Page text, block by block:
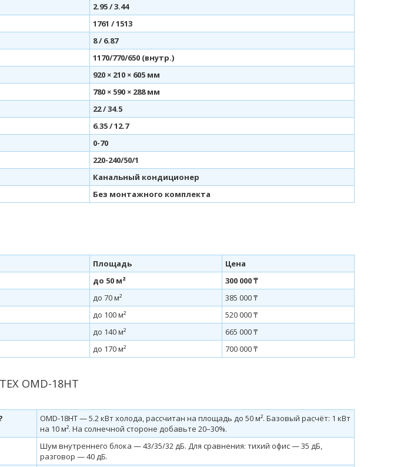
2.95 / 3.44
1761 / 1513
8 / 6.87
1170/770/650 (внутр.)
920 × 210 × 605 мм
780 × 590 × 288 мм
22 / 34.5
6.35 / 12.7
0-70
220-240/50/1
Канальный кондиционер
Без монтажного комплекта
Площадь
Цена
до 50 м²
300 000 ₸
до 70 м²
385 000 ₸
до 100 м²
520 000 ₸
до 140 м²
665 000 ₸
до 170 м² 700 000 ₸
OMD-18HT
OMD-18HT — 5.2 кВт холода, рассчитан на площадь до 50 м². Базовый расчёт: 1 кВт
на 10 м². На солнечной стороне добавьте 20–30%.
Шум внутреннего блока — 43/35/32 дБ. Для сравнения: тихий офис — 35 дБ,
разговор — 40 дБ.